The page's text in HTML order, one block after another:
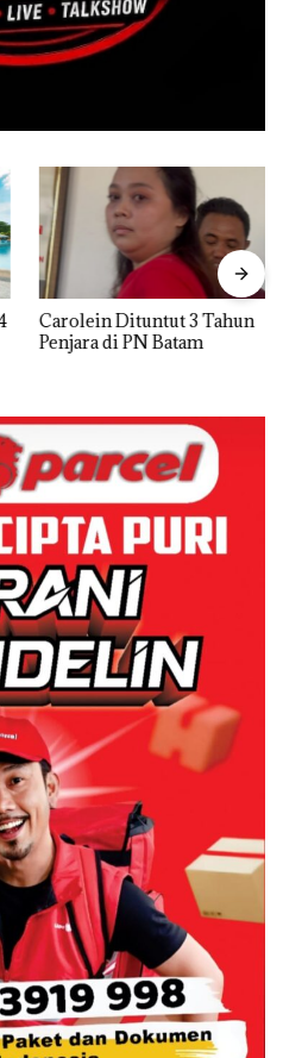
Carolein Dituntut 3 Tahun
Penjara di PN Batam